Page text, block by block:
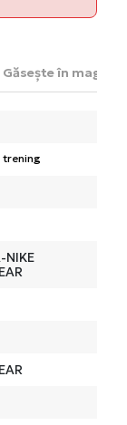
Găsește în magazin
trening
NIKE